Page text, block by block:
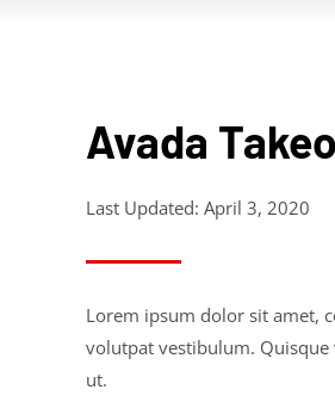
Avada
Last Updated: April 3, 2020
Lorem ipsum dolor sit amet,
volutpat vestibulum. Quisque
ut.